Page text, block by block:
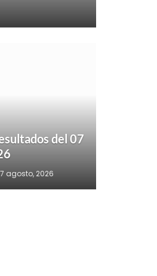
del 07
7 agosto, 2026